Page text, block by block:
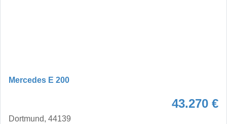
Mercedes E 200
43.270 €
Dortmund, 44139